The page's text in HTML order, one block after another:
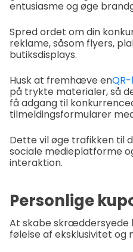
entusiasme og øge
Spred ordet om din
reklame, såsom flyers,
butiksdisplays.
Husk at fremhæve en
på trykte materialer, så
få adgang til
tilmeldingsformularer
Dette vil øge trafikken til
sociale medieplatforme
interaktion.
Personlige
At skabe
følelse af eksklusivitet